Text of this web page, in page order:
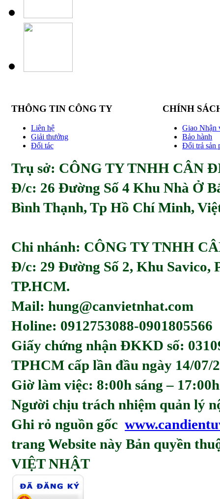
THÔNG TIN CÔNG TY
Liên hệ
Giải thưởng
Đối tác
CHÍNH
Giao Nhận
Bảo hành
Đổi trả sản
Trụ sở: CÔNG TY TNHH CÂN
Đ/c: 26 Đường Số 4 Khu Nhà Ở
Bình Thạnh, Tp Hồ Chí Minh,
Chi nhánh: CÔNG TY TNHH
Đ/c: 29 Đường Số 2, Khu Savico,
TP.HCM.
Mail: hung@canvietnhat.com
Holine: 0912753088-0901805566
Giấy chứng nhận ĐKKD số:
TPHCM cấp lần đầu ngày 14/07/
Giờ làm việc: 8:00h sáng –
Người chịu trách nhiệm quản lý
Ghi rỏ nguồn gốc
trang Website này Bản quyền
VIỆT NHẬT